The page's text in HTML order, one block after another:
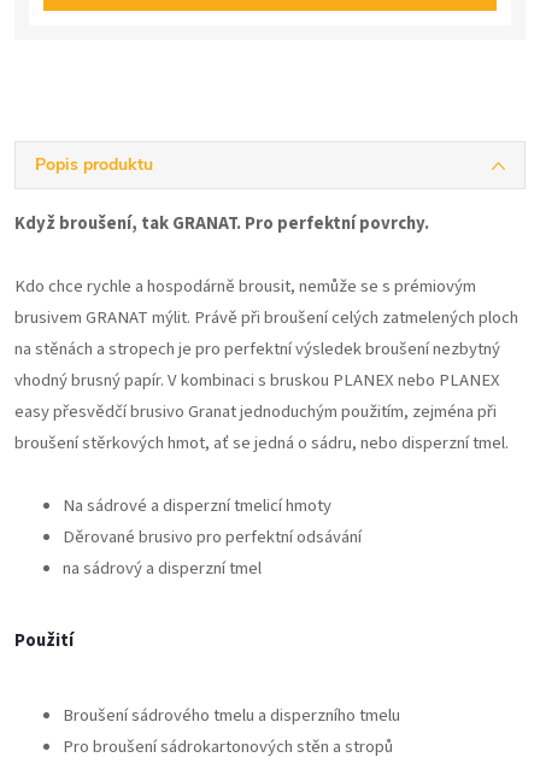
Popis produktu
Když broušení, tak GRANAT. Pro perfektní povrchy.
Kdo chce rychle a hospodárně brousit, nemůže se s prémiovým
brusivem GRANAT mýlit. Právě při broušení celých zatmelených ploch
na stěnách a stropech je pro perfektní výsledek broušení nezbytný
vhodný brusný papír. V kombinaci s bruskou PLANEX nebo PLANEX
easy přesvědčí brusivo Granat jednoduchým použitím, zejména při
broušení stěrkových hmot, ať se jedná o sádru, nebo disperzní tmel.
Na sádrové a disperzní tmelicí hmoty
Děrované brusivo pro perfektní odsávání
na sádrový a disperzní tmel
Použití
Broušení sádrového tmelu a disperzního tmelu
Pro broušení sádrokartonových stěn a stropů